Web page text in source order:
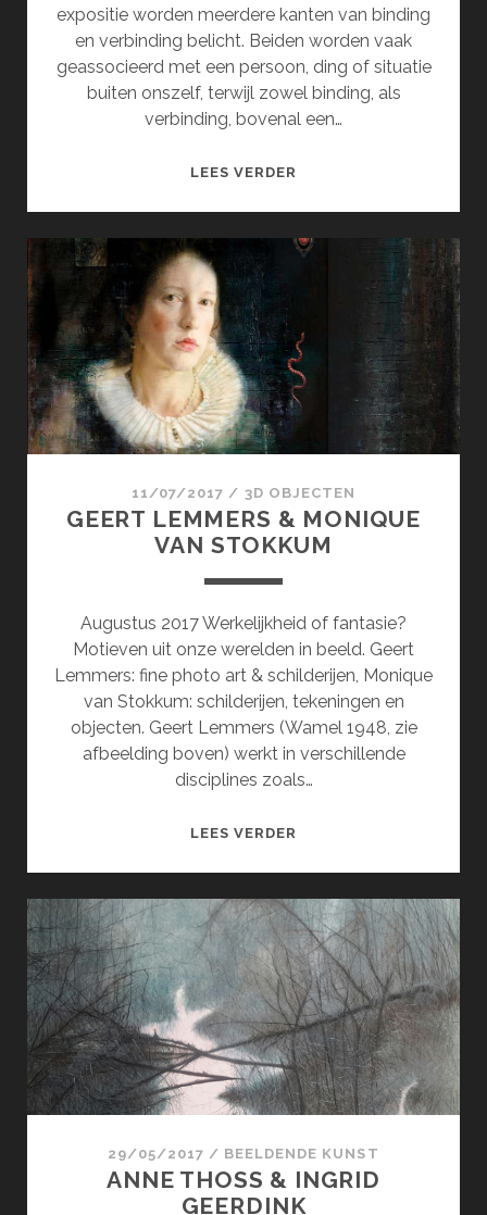
expositie worden meerdere kanten van binding
en verbinding belicht. Beiden worden vaak
geassocieerd met een persoon, ding of situatie
buiten onszelf, terwijl zowel binding, als
verbinding, bovenal een…
LEES VERDER
&
11/07/2017 / 3D OBJECTEN
GEERT LEMMERS & MONIQUE
VAN STOKKUM
Augustus 2017 Werkelijkheid of fantasie?
Motieven uit onze werelden in beeld. Geert
Lemmers: fine photo art & schilderijen, Monique
van Stokkum: schilderijen, tekeningen en
objecten. Geert Lemmers (Wamel 1948, zie
afbeelding boven) werkt in verschillende
disciplines zoals…
LEES VERDER
MONIQUE
VAN
STOKKUM
29/05/2017 / BEELDENDE KUNST
ANNE THOSS & INGRID
GEERDINK